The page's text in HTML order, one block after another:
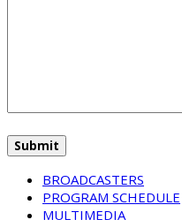
BROADCASTERS
PROGRAM SCHEDULE
MULTIMEDIA